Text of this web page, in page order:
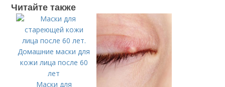
Читайте также
Маски для